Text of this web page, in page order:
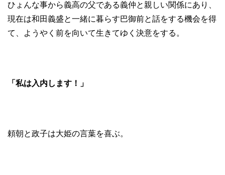
ひょんな事から義高の父である義仲と親しい関係にあり、
現在は和田義盛と一緒に暮らす巴御前と話をする機会を得
て、ようやく前を向いて生きてゆく決意をする。
「私は入内します！」
頼朝と政子は大姫の言葉を喜ぶ。